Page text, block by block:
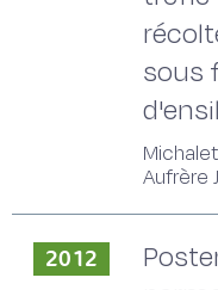
sous
Aufrère
2012